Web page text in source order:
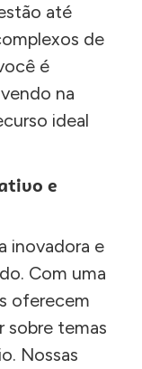
até
de
é
na
ideal
e
inovadora e
Com uma
oferecem
sobre temas
Nossas